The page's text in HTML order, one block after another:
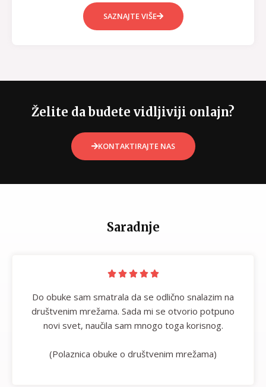
SAZNAJTE VIŠE
Želite da budete vidljiviji onlajn?
KONTAKTIRAJTE NAS
Saradnje
    
Do obuke sam smatrala da se odlično snalazim na
društvenim mrežama. Sada mi se otvorio potpuno
novi svet, naučila sam mnogo toga korisnog.
(Polaznica obuke o društvenim mrežama)